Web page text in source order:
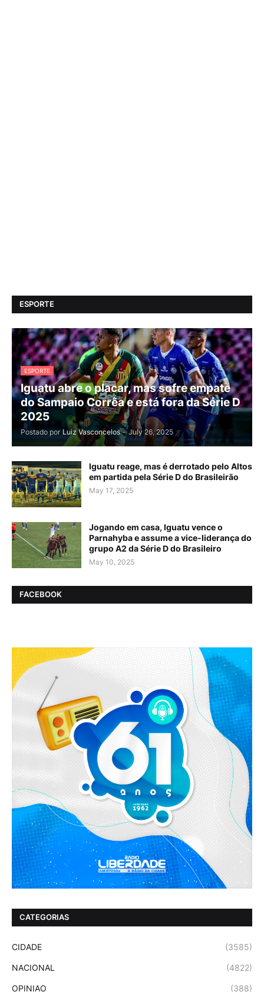
ESPORTE
ESPORTE
Iguatu abre o placar, mas sofre empate
do Sampaio Corrêa e está fora da Série D
2025
Postado por Luiz Vasconcelos - July 26, 2025
Iguatu reage, mas é derrotado pelo Altos
em partida pela Série D do Brasileirão
May 17, 2025
Jogando em casa, Iguatu vence o
Parnahyba e assume a vice-liderança do
grupo A2 da Série D do Brasileiro
May 10, 2025
FACEBOOK
CATEGORIAS
CIDADE (3585)
NACIONAL (4822)
OPINIAO (388)